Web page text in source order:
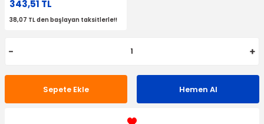
343,51 TL
38,07 TL den başlayan taksitlerle!!
Sepete Ekle Hemen Al